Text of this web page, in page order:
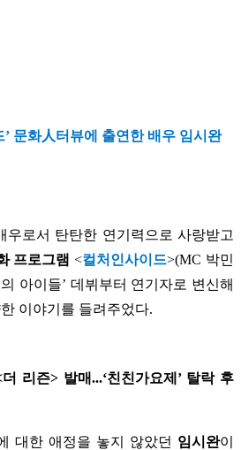
문화人터뷰에 출연한 배우 임시완
우로서 탄탄한 연기력으로 사랑받고
프로그램 <컬처인사이드>(MC 박민
아이들’ 데뷔부터 연기자로 변신해
이야기를 들려주었다.
리즌> 발매...‘친친가요제’ 탈락 후
대한 애정을 놓지 않았던 임시완이